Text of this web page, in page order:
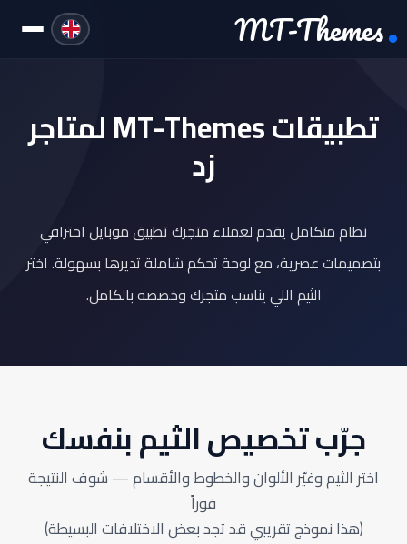
MT-Themes
تطبيقات MT-Themes لمتاجر
زد
نظام متكامل يقدم لعملاء متجرك تطبيق موبايل احترافي
بتصميمات عصرية، مع لوحة تحكم شاملة تديرها بسهولة. اختر
الثيم اللي يناسب متجرك وخصصه بالكامل.
جرّب تخصيص الثيم بنفسك
اختر الثيم وغيّر الألوان والخطوط والأقسام — شوف النتيجة
فوراً
(هذا نموذج تقريبي قد تجد بعض الاختلافات البسيطة)